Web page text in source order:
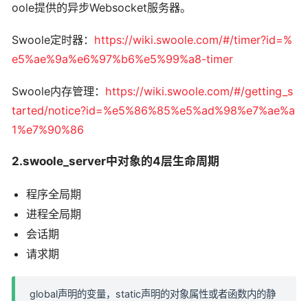
oole提供的异步Websocket服务器。
Swoole定时器： https://wiki.swoole.com/#/timer?id=%
e5%ae%9a%e6%97%b6%e5%99%a8-timer
Swoole内存管理： https://wiki.swoole.com/#/getting_s
tarted/notice?id=%e5%86%85%e5%ad%98%e7%ae%a
1%e7%90%86
2.swoole_server中对象的4层生命周期
程序全局期
进程全局期
会话期
请求期
global声明的变量，static声明的对象属性或者函数内的静